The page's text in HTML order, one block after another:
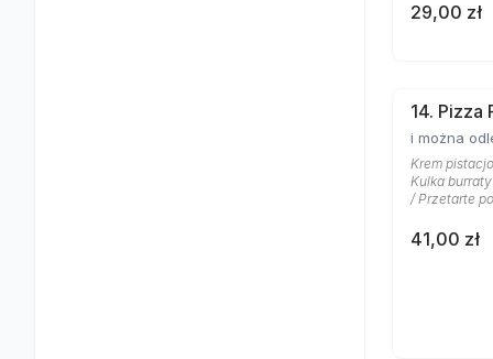
zaciszu lub
29,00 zł
14. Pizza
i można
Krem
Kulka
/ Przetarte
41,00 zł